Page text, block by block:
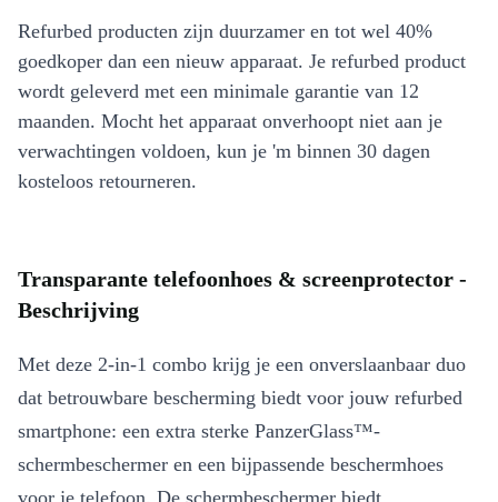
Samsung Galaxy S8 +€1
Samsung Galaxy S9
Samsung Galaxy Xcover 5
iPhone 11 Pro Max
iPhone 12 Pro Max
iPhone 12/12 Pro +€1
iPhone 13 Pro
Refurbed producten zijn duurzamer en tot wel 40%
goedkoper dan een nieuw apparaat. Je refurbed product
wordt geleverd met een minimale garantie van 12
maanden. Mocht het apparaat onverhoopt niet aan je
verwachtingen voldoen, kun je 'm binnen 30 dagen
kosteloos retourneren.
Transparante telefoonhoes & screenprotector -
Beschrijving
Met deze 2-in-1 combo krijg je een onverslaanbaar duo
dat betrouwbare bescherming biedt voor jouw refurbed
smartphone: een extra sterke PanzerGlass™-
schermbeschermer en een bijpassende beschermhoes